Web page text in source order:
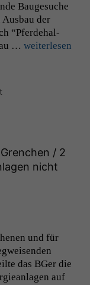
Bauge­suche
der
“Pfer­de­hal­
… weit­er­lesen
/ 2
nicht
und für
das BGer die
auf